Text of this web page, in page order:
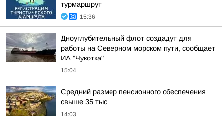
турмаршрут
15:36
Дноуглубительный флот создадут для
работы на Северном морском пути, сообщает
ИА "Чукотка"
15:04
Средний размер пенсионного обеспечения
свыше 35 тыс
14:03